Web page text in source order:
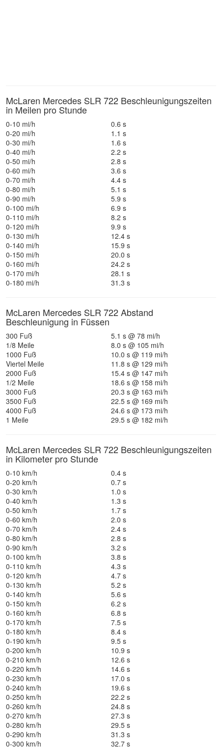
McLaren Mercedes SLR 722 Beschleunigungszeiten
in Meilen pro Stunde
0-10 mi/h
0.6 s
0-20 mi/h
1.1 s
0-30 mi/h
1.6 s
0-40 mi/h
2.2 s
0-50 mi/h
2.8 s
0-60 mi/h
3.6 s
0-70 mi/h
4.4 s
0-80 mi/h
5.1 s
0-90 mi/h
5.9 s
0-100 mi/h
6.9 s
0-110 mi/h
8.2 s
0-120 mi/h
9.9 s
0-130 mi/h
12.4 s
0-140 mi/h
15.9 s
0-150 mi/h
20.0 s
0-160 mi/h
24.2 s
0-170 mi/h
28.1 s
0-180 mi/h
31.3 s
McLaren Mercedes SLR 722 Abstand
Beschleunigung in Füssen
300 Fuß
5.1 s @ 78 mi/h
1/8 Meile
8.0 s @ 105 mi/h
1000 Fuß
10.0 s @ 119 mi/h
Viertel Meile
11.8 s @ 129 mi/h
2000 Fuß
15.4 s @ 147 mi/h
1/2 Meile
18.6 s @ 158 mi/h
3000 Fuß
20.3 s @ 163 mi/h
3500 Fuß
22.5 s @ 169 mi/h
4000 Fuß
24.6 s @ 173 mi/h
1 Meile
29.5 s @ 182 mi/h
McLaren Mercedes SLR 722 Beschleunigungszeiten
in Kilometer pro Stunde
0-10 km/h
0.4 s
0-20 km/h
0.7 s
0-30 km/h
1.0 s
0-40 km/h
1.3 s
0-50 km/h
1.7 s
0-60 km/h
2.0 s
0-70 km/h
2.4 s
0-80 km/h
2.8 s
0-90 km/h
3.2 s
0-100 km/h
3.8 s
0-110 km/h
4.3 s
0-120 km/h
4.7 s
0-130 km/h
5.2 s
0-140 km/h
5.6 s
0-150 km/h
6.2 s
0-160 km/h
6.8 s
0-170 km/h
7.5 s
0-180 km/h
8.4 s
0-190 km/h
9.5 s
0-200 km/h
10.9 s
0-210 km/h
12.6 s
0-220 km/h
14.6 s
0-230 km/h
17.0 s
0-240 km/h
19.6 s
0-250 km/h
22.2 s
0-260 km/h
24.8 s
0-270 km/h
27.3 s
0-280 km/h
29.5 s
0-290 km/h
31.3 s
0-300 km/h
32.7 s